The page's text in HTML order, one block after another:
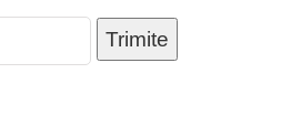
Trimite